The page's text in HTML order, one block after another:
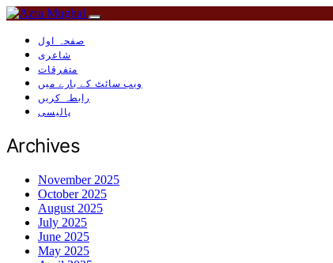
صفحہ اول
شاعری
متفرقات
ویب سائٹ کے بارے میں
رابطہ کریں
پالیسی
Archives
November 2025
October 2025
August 2025
July 2025
June 2025
May 2025